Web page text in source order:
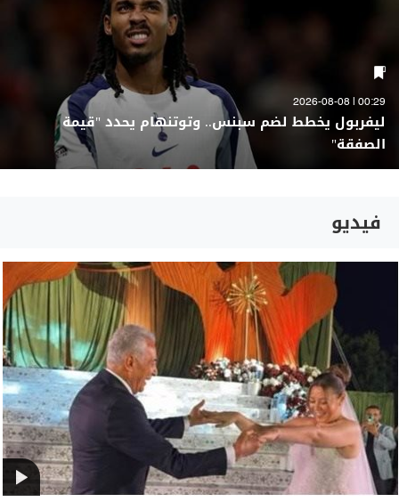
00:29 | 2026-08-08
ليفربول يخطط لضم سبنس.. وتوتنهام يحدد "قيمة
الصفقة"
فيديو